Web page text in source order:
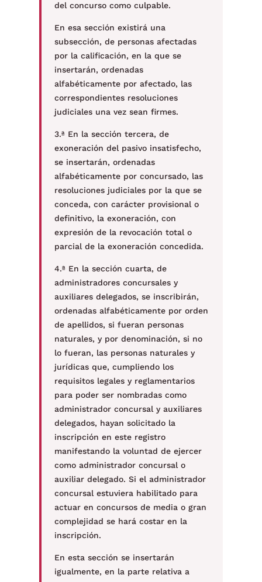
del concurso como culpable.
En esa sección existirá una
subsección, de personas afectadas
por la calificación, en la que se
insertarán, ordenadas
alfabéticamente por afectado, las
correspondientes resoluciones
judiciales una vez sean firmes.
3.ª En la sección tercera, de
exoneración del pasivo insatisfecho,
se insertarán, ordenadas
alfabéticamente por concursado, las
resoluciones judiciales por la que se
conceda, con carácter provisional o
definitivo, la exoneración, con
expresión de la revocación total o
parcial de la exoneración concedida.
4.ª En la sección cuarta, de
administradores concursales y
auxiliares delegados, se inscribirán,
ordenadas alfabéticamente por orden
de apellidos, si fueran personas
naturales, y por denominación, si no
lo fueran, las personas naturales y
jurídicas que, cumpliendo los
requisitos legales y reglamentarios
para poder ser nombradas como
administrador concursal y auxiliares
delegados, hayan solicitado la
inscripción en este registro
manifestando la voluntad de ejercer
como administrador concursal o
auxiliar delegado. Si el administrador
concursal estuviera habilitado para
actuar en concursos de media o gran
complejidad se hará costar en la
inscripción.
En esta sección se insertarán
igualmente, en la parte relativa a